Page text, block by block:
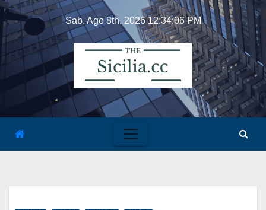
Skip
content
Sab. Ago 8th, 202612:34:06 PM